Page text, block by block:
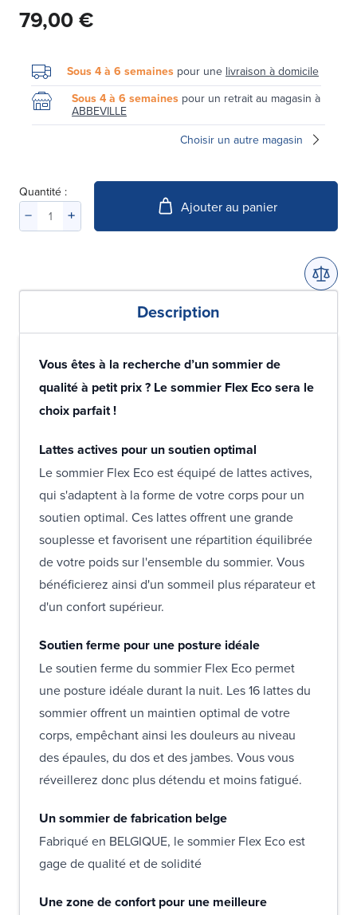
79,00 €
Sous 4 à 6 semaines pour une livraison à domicile
Sous 4 à 6 semaines pour un retrait au magasin à
ABBEVILLE
Choisir un autre magasin
Quantité :
Ajouter au panier
Description
Vous êtes à la recherche d’un sommier de
qualité à petit prix ? Le sommier Flex Eco sera le
choix parfait !
Lattes actives pour un soutien optimal
Le sommier Flex Eco est équipé de lattes actives,
qui s'adaptent à la forme de votre corps pour un
soutien optimal. Ces lattes offrent une grande
souplesse et favorisent une répartition équilibrée
de votre poids sur l'ensemble du sommier. Vous
bénéficierez ainsi d'un sommeil plus réparateur et
d'un confort supérieur.
Soutien ferme pour une posture idéale
Le soutien ferme du sommier Flex Eco permet
une posture idéale durant la nuit. Les 16 lattes du
sommier offrent un maintien optimal de votre
corps, empêchant ainsi les douleurs au niveau
des épaules, du dos et des jambes. Vous vous
réveillerez donc plus détendu et moins fatigué.
Un sommier de fabrication belge
Fabriqué en BELGIQUE, le sommier Flex Eco est
gage de qualité et de solidité
Une zone de confort pour une meilleure